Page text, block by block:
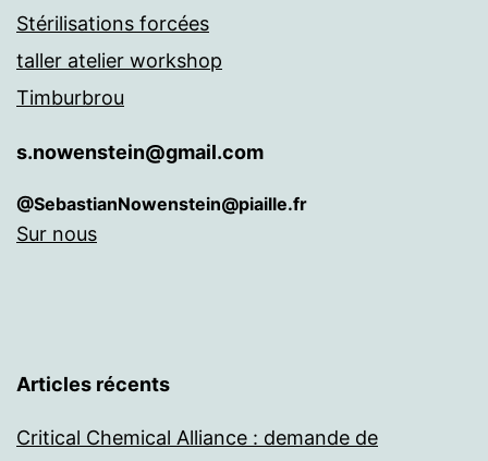
Stérilisations forcées
taller atelier workshop
Timburbrou
s.nowenstein@gmail.com
@SebastianNowenstein@piaille.fr
Sur nous
Articles récents
Critical Chemical Alliance : demande de